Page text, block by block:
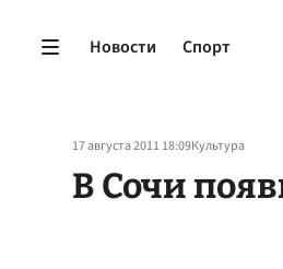
Новости Спорт
17 августа 2011 18:09Культура
В Сочи